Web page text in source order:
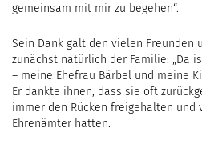
gemeinsam mit mir zu begehen“.
Sein Dank galt den vielen Freunden
zunächst natürlich der Familie: „Da
– meine Ehefrau Bärbel und meine
Er dankte ihnen, dass sie oft
immer den Rücken freigehalten und
Ehrenämter hatten.